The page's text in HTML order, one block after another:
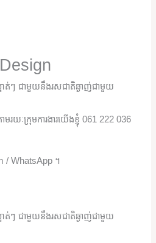
ត់ៗ ជាមួយនឹងរសជាតិឆ្ងាញ់ជាមួយ
រយៈក្រុមការងារយើងខ្ញុំ 061 222 036
/ WhatsApp ។
ត់ៗ ជាមួយនឹងរសជាតិឆ្ងាញ់ជាមួយ